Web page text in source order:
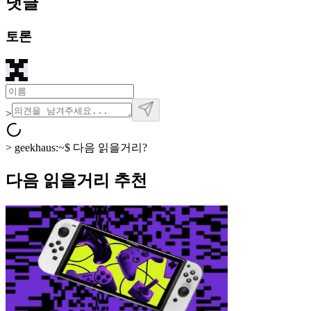
토론
>
> geekhaus:~$ 다음 읽을거리?
다음 읽을거리 추천